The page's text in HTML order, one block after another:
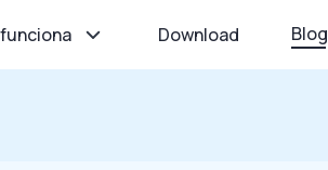
Download Blog